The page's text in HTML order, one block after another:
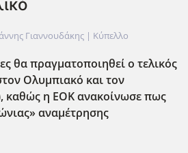
Γιαννουδάκης | Κύπελλο
θα πραγματοποιηθεί ο τελικός
Ολυμπιακό και τον
καθώς η ΕΟΚ ανακοίνωσε πως
αναμέτρησης